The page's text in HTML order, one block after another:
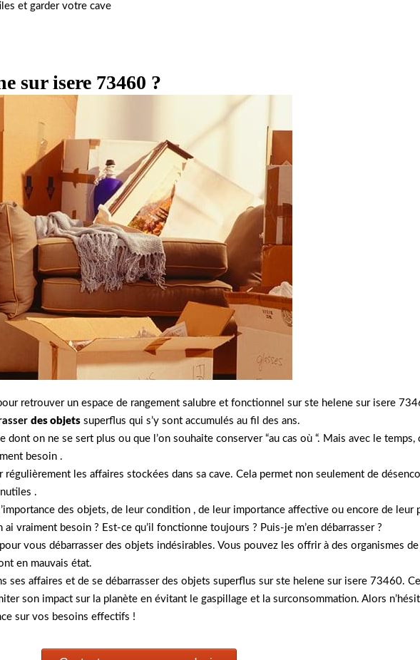
et garder votre cave
sur isere 73460 ?
retrouver un espace de rangement salubre et fonctionnel sur ste helene sur isere
des objets superflus qui s’y sont accumulés au fil des ans.
on ne se sert plus ou que l’on souhaite conserver “au cas où “. Mais avec le
besoin .
les affaires stockées dans sa cave. Cela permet non seulement de
.
des objets, de leur condition , de leur importance affective ou encore de
vraiment besoin ? Est-ce qu’il fonctionne toujours ? Puis-je m’en débarrasser ?
vous débarrasser des objets indésirables. Vous pouvez les offrir à des organismes
en mauvais état.
ses affaires et de se débarrasser des objets superflus sur ste helene sur isere 73460.
son impact sur la planète en évitant le gaspillage et la surconsommation. Alors
sur vos besoins effectifs !